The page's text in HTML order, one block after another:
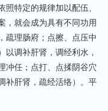
特定的规律加以配伍、
，就会成为具有不同功用
疏理肠府；点擦、点压中
调补肝肾，调经利水，
冲任；点打、点揉阴谷穴
补肝肾，疏经活络）。平